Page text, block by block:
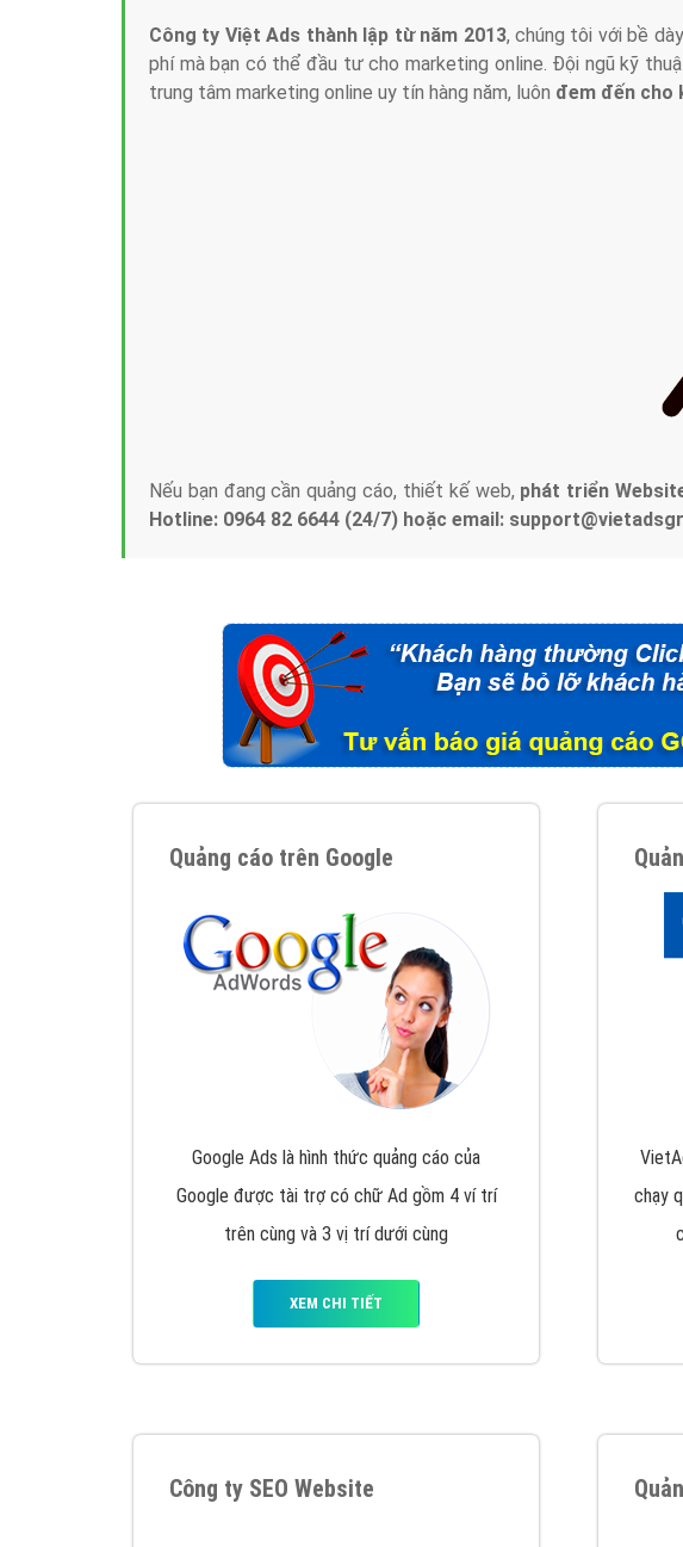
Công ty Việt Ads thành lập từ năm 2013, chúng tôi với bề
phí mà bạn có thể đầu tư cho marketing online. Đội ngũ kỹ
trung tâm marketing online uy tín hàng năm, luôn đem đến cho
Nếu bạn đang cần quảng cáo, thiết kế web, phát triển
Hotline: 0964 82 6644 (24/7) hoặc email:
Quảng cáo trên Google
Google Ads là hình thức quảng cáo của
Google được tài trợ có chữ Ad gồm 4 ví trí
trên cùng và 3 vị trí dưới cùng
XEM CHI TIẾT
chạy
Công ty SEO Website